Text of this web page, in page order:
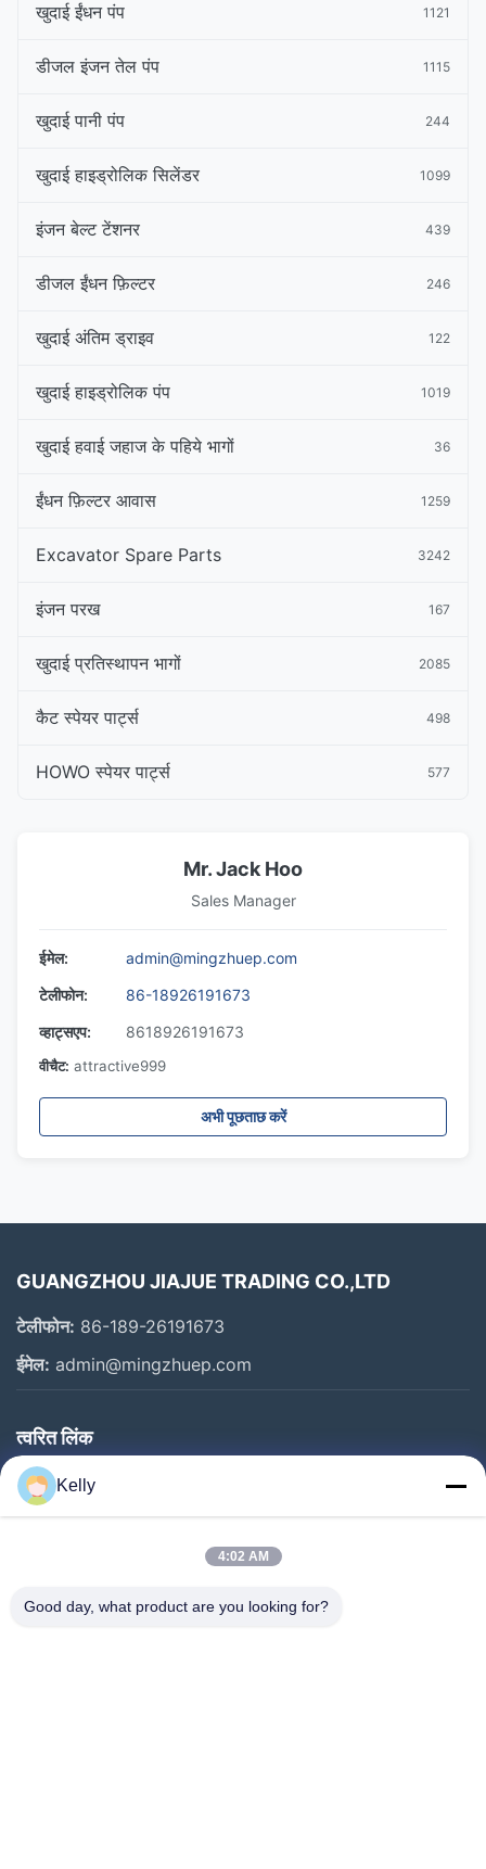
खुदाई ईंधन पंप 1121
डीजल इंजन तेल पंप 1115
खुदाई पानी पंप 244
खुदाई हाइड्रोलिक सिलेंडर 1099
इंजन बेल्ट टेंशनर 439
डीजल ईंधन फ़िल्टर 246
खुदाई अंतिम ड्राइव 122
खुदाई हाइड्रोलिक पंप 1019
खुदाई हवाई जहाज के पहिये भागों 36
ईंधन फ़िल्टर आवास 1259
Excavator Spare Parts 3242
इंजन परख 167
खुदाई प्रतिस्थापन भागों 2085
कैट स्पेयर पार्ट्स 498
HOWO स्पेयर पार्ट्स 577
Mr. Jack Hoo
Sales Manager
ईमेल:
admin@mingzhuep.com
टेलीफोन:
86-18926191673
व्हाट्सएप:
8618926191673
वीचैट: attractive999
अभी पूछताछ करें
GUANGZHOU JIAJUE TRADING CO.,LTD
टेलीफोन: 86-189-26191673
ईमेल: admin@mingzhuep.com
त्वरित लिंक
घर
उत्पाद
कारखाने का दौरा
Kelly
4:02 AM
Good day, what product are you looking for?